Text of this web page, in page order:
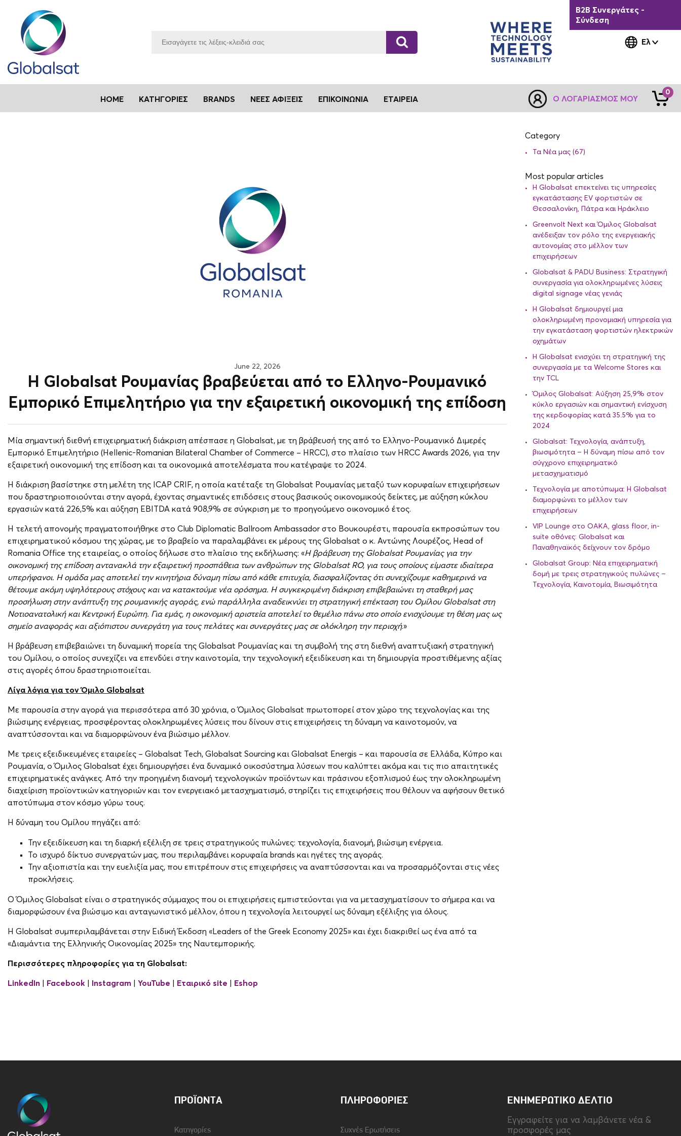
Ελ
B2B Συνεργάτες -
Σύνδεση
HOME ΚΑΤΗΓΟΡΊΕΣ BRANDS ΝΈΕΣ ΑΦΊΞΕΙΣ ΕΠΙΚΟΙΝΩΝΊΑ ΕΤΑΙΡΕΊΑ Ο ΛΟΓΑΡΙΑΣΜΌΣ ΜΟΥ
0
June 22, 2026
Η Globalsat Ρουμανίας βραβεύεται από το Ελληνο-Ρουμανικό
Εμπορικό Επιμελητήριο για την εξαιρετική οικονομική της επίδοση
Μία σημαντική διεθνή επιχειρηματική διάκριση απέσπασε η Globalsat, με τη βράβευσή της από το Ελληνο-Ρουμανικό Διμερές
Εμπορικό Επιμελητήριο (Hellenic-Romanian Bilateral Chamber of Commerce – HRCC), στο πλαίσιο των HRCC Awards 2026, για την
εξαιρετική οικονομική της επίδοση και τα οικονομικά αποτελέσματα που κατέγραψε το 2024.
Η διάκριση βασίστηκε στη μελέτη της ICAP CRIF, η οποία κατέταξε τη Globalsat Ρουμανίας μεταξύ των κορυφαίων επιχειρήσεων
που δραστηριοποιούνται στην αγορά, έχοντας σημαντικές επιδόσεις στους βασικούς οικονομικούς δείκτες, με αύξηση κύκλου
εργασιών κατά 226,5% και αύξηση EBITDA κατά 908,9% σε σύγκριση με το προηγούμενο οικονομικό έτος.
Η τελετή απονομής πραγματοποιήθηκε στο Club Diplomatic Ballroom Ambassador στο Βουκουρέστι, παρουσία εκπροσώπων του
επιχειρηματικού κόσμου της χώρας, με το βραβείο να παραλαμβάνει εκ μέρους της Globalsat ο κ. Αντώνης Λουρέζος, Head of
Romania Office της εταιρείας, ο οποίος δήλωσε στο πλαίσιο της εκδήλωσης: «Η βράβευση της GlobalsatΡουμανίας για την
οικονομική της επίδοση αντανακλά την εξαιρετική προσπάθεια των ανθρώπων της Globalsat RO, για τους οποίους είμαστε ιδιαίτερα
υπερήφανοι. Η ομάδα μας αποτελεί την κινητήρια δύναμη πίσω από κάθε επιτυχία, διασφαλίζοντας ότι συνεχίζουμε καθημερινά να
θέτουμε ακόμη υψηλότερους στόχους και να κατακτούμε νέα ορόσημα. Η συγκεκριμένη διάκριση επιβεβαιώνει τη σταθερή μας
προσήλωση στην ανάπτυξη της ρουμανικής αγοράς, ενώ παράλληλα αναδεικνύει τη στρατηγική επέκταση του Ομίλου Globalsatστη
Νοτιοανατολική και Κεντρική Ευρώπη. Για εμάς, η οικονομική αριστεία αποτελεί το θεμέλιο πάνω στο οποίο ενισχύουμε τη θέση μας ως
σημείο αναφοράς και αξιόπιστου συνεργάτη για τους πελάτες και συνεργάτες μας σε ολόκληρη την περιοχή.»
Η βράβευση επιβεβαιώνει τη δυναμική πορεία της Globalsat Ρουμανίας και τη συμβολή της στη διεθνή αναπτυξιακή στρατηγική
του Ομίλου, ο οποίος συνεχίζει να επενδύει στην καινοτομία, την τεχνολογική εξειδίκευση και τη δημιουργία προστιθέμενης αξίας
στις αγορές όπου δραστηριοποιείται.
Λίγα λόγια για τον Όμιλο Globalsat
Με παρουσία στην αγορά για περισσότερα από 30 χρόνια, ο Όμιλος Globalsat πρωτοπορεί στον χώρο της τεχνολογίας και της
βιώσιμης ενέργειας, προσφέροντας ολοκληρωμένες λύσεις που δίνουν στις επιχειρήσεις τη δύναμη να καινοτομούν, να
αναπτύσσονται και να διαμορφώνουν ένα βιώσιμο μέλλον.
Με τρεις εξειδικευμένες εταιρείες – Globalsat Tech, Globalsat Sourcing και Globalsat Energis – και παρουσία σε Ελλάδα, Κύπρο και
Ρουμανία, ο Όμιλος Globalsat έχει δημιουργήσει ένα δυναμικό οικοσύστημα λύσεων που καλύπτει ακόμα και τις πιο απαιτητικές
επιχειρηματικές ανάγκες. Από την προηγμένη διανομή τεχνολογικών προϊόντων και πράσινου εξοπλισμού έως την ολοκληρωμένη
διαχείριση προϊοντικών κατηγοριών και τον ενεργειακό μετασχηματισμό, στηρίζει τις επιχειρήσεις που θέλουν να αφήσουν θετικό
αποτύπωμα στον κόσμο γύρω τους.
Η δύναμη του Ομίλου πηγάζει από:
Την εξειδίκευση και τη διαρκή εξέλιξη σε τρεις στρατηγικούς πυλώνες: τεχνολογία, διανομή, βιώσιμη ενέργεια.
Το ισχυρό δίκτυο συνεργατών μας, που περιλαμβάνει κορυφαία brands και ηγέτες της αγοράς.
Την αξιοπιστία και την ευελιξία μας, που επιτρέπουν στις επιχειρήσεις να αναπτύσσονται και να προσαρμόζονται στις νέες
προκλήσεις.
Ο Όμιλος Globalsat είναι ο στρατηγικός σύμμαχος που οι επιχειρήσεις εμπιστεύονται για να μετασχηματίσουν το σήμερα και να
διαμορφώσουν ένα βιώσιμο και ανταγωνιστικό μέλλον, όπου η τεχνολογία λειτουργεί ως δύναμη εξέλιξης για όλους.
Η Globalsat συμπεριλαμβάνεται στην Ειδική Έκδοση «Leaders of the Greek Economy 2025» και έχει διακριθεί ως ένα από τα
«Διαμάντια της Ελληνικής Οικονομίας 2025» της Ναυτεμπορικής.
Περισσότερες πληροφορίες για τη Globalsat:
LinkedIn Facebook Instagram YouTube Εταιρικό site Eshop
Category
Τα Νέα μας (67)
Most popular articles
Η Globalsat επεκτείνει τις υπηρεσίες
εγκατάστασης EV φορτιστών σε
Θεσσαλονίκη, Πάτρα και Ηράκλειο
Greenvolt Next και Όμιλος Globalsat
ανέδειξαν τον ρόλο της ενεργειακής
αυτονομίας στο μέλλον των
επιχειρήσεων
Globalsat & PADU Business: Στρατηγική
συνεργασία για ολοκληρωμένες λύσεις
digital signage νέας γενιάς
Η Globalsat δημιουργεί μια
ολοκληρωμένη προνομιακή υπηρεσία για
την εγκατάσταση φορτιστών ηλεκτρικών
οχημάτων
Η Globalsat ενισχύει τη στρατηγική της
συνεργασία με τα Welcome Stores και
την TCL
Όμιλος Globalsat: Αύξηση 25,9% στον
κύκλο εργασιών και σημαντική ενίσχυση
της κερδοφορίας κατά 35.5% για το
2024
Globalsat: Τεχνολογία, ανάπτυξη,
βιωσιμότητα – Η δύναμη πίσω από τον
σύγχρονο επιχειρηματικό
μετασχηματισμό
Τεχνολογία με αποτύπωμα: Η Globalsat
διαμορφώνει το μέλλον των
επιχειρήσεων
VIP Lounge στο ΟΑΚΑ, glass floor, in-
suite οθόνες: Globalsat και
Παναθηναϊκός δείχνουν τον δρόμο
Globalsat Group: Νέα επιχειρηματική
δομή με τρεις στρατηγικούς πυλώνες –
Τεχνολογία, Καινοτομία, Βιωσιμότητα
ΠΡΟΪΌΝΤΑ
Κατηγορίες
ΠΛΗΡΟΦΟΡΊΕΣ
Συχνές Ερωτήσεις
ΕΝΗΜΕΡΩΤΙΚΌ ΔΕΛΤΊΟ
Eγγραφείτε για να λαμβάνετε νέα &
προσφορές μας